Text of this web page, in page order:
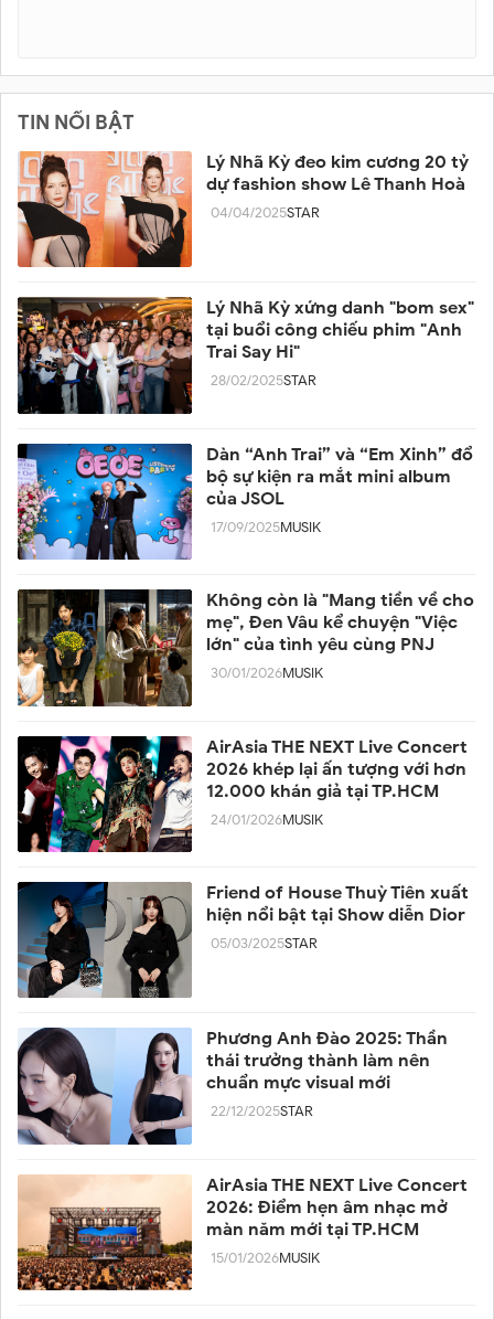
TIN NỔI BẬT
Lý Nhã Kỳ đeo kim cương 20 tỷ
dự fashion show Lê Thanh Hoà
04/04/2025STAR
Lý Nhã Kỳ xứng danh "bom sex"
tại buổi công chiếu phim "Anh
Trai Say Hi"
28/02/2025STAR
Dàn “Anh Trai” và “Em Xinh” đổ
bộ sự kiện ra mắt mini album
của JSOL
17/09/2025MUSIK
Không còn là "Mang tiền về cho
mẹ", Đen Vâu kể chuyện "Việc
lớn" của tình yêu cùng PNJ
30/01/2026MUSIK
AirAsia THE NEXT Live Concert
2026 khép lại ấn tượng với hơn
12.000 khán giả tại TP.HCM
24/01/2026MUSIK
Friend of House Thuỳ Tiên xuất
hiện nổi bật tại Show diễn Dior
05/03/2025STAR
Phương Anh Đào 2025: Thần
thái trưởng thành làm nên
chuẩn mực visual mới
22/12/2025STAR
AirAsia THE NEXT Live Concert
2026: Điểm hẹn âm nhạc mở
màn năm mới tại TP.HCM
15/01/2026MUSIK